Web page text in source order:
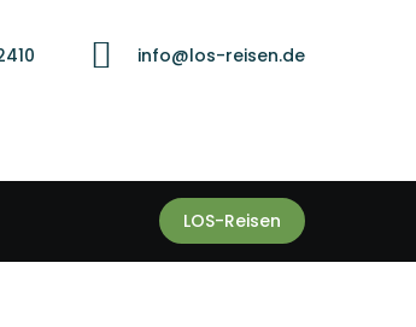
info@los-reisen.de
LOS-Reisen